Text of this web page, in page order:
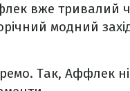
вже тривалий
модний
Так, Аффлек